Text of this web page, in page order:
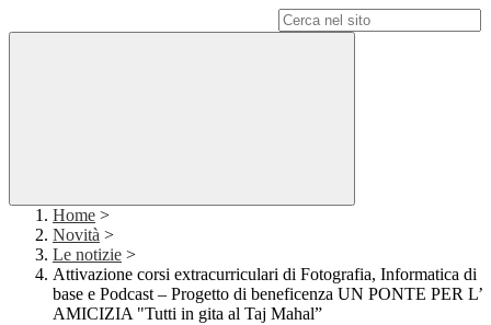
Home >
Novità >
Le notizie >
Attivazione corsi extracurriculari di Fotografia, Informatica di
base e Podcast – Progetto di beneficenza UN PONTE PER L’
AMICIZIA "Tutti in gita al Taj Mahal”